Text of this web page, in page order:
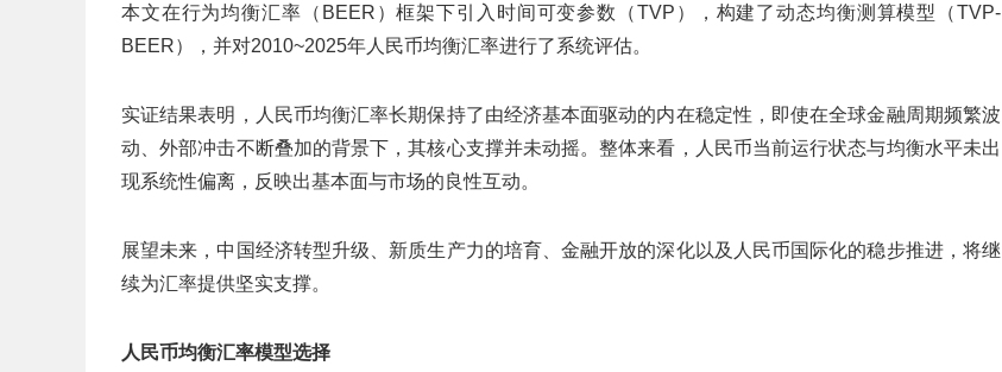
本文在行为均衡汇率（BEER）框架下引入时间可变参数（TVP），构建了动态均衡测算模型（TVP-
BEER），并对2010~2025年人民币均衡汇率进行了系统评估。
实证结果表明，人民币均衡汇率长期保持了由经济基本面驱动的内在稳定性，即使在全球金融周期频繁波
动、外部冲击不断叠加的背景下，其核心支撑并未动摇。整体来看，人民币当前运行状态与均衡水平未出
现系统性偏离，反映出基本面与市场的良性互动。
展望未来，中国经济转型升级、新质生产力的培育、金融开放的深化以及人民币国际化的稳步推进，将继
续为汇率提供坚实支撑。
人民币均衡汇率模型选择